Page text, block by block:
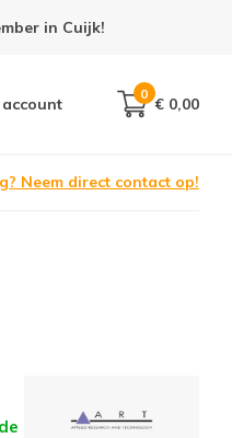
week geopend!
0
€ 0,00
Neem direct contact op!